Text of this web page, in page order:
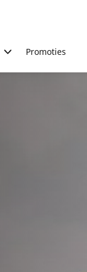
Promoties